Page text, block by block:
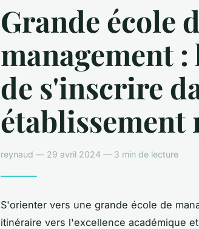
Grande école
management :
de s'inscrire
établissement
reynaud — 29 avril 2024 — 3 min de lecture
S'orienter vers une grande école de
itinéraire vers l'excellence académique